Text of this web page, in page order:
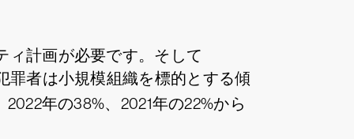
ィ計画が必要です。そして
罪者は小規模組織を標的とする傾
2022年の38%、2021年の22%から